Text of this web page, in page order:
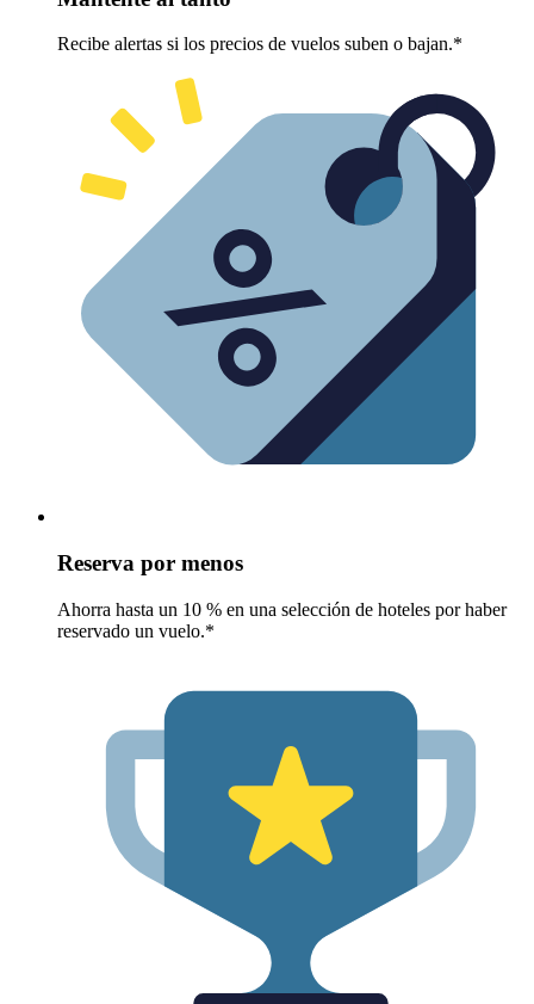
Recibe alertas si los precios de vuelos suben o bajan.*
Reserva por menos
Ahorra hasta un 10 % en una selección de hoteles por haber
reservado un vuelo.*